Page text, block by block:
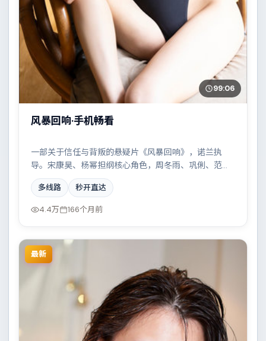
99:06
风暴回响·手机畅看
一部关于信任与背叛的悬疑片《风暴回响》，诺兰执
导。宋康昊、杨幂担纲核心角色，周冬雨、巩俐、范
伟、黄渤等实力加盟，取景与班底多来自墨西哥。都市
霓虹下的人性试炼与自我救赎。结尾留白耐人寻味。
多线路 秒开直达
4.4万 166个月前
最新